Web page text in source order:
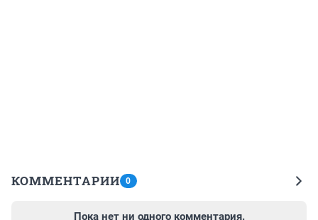
КОММЕНТАРИИ 0
Пока нет ни одного комментария.